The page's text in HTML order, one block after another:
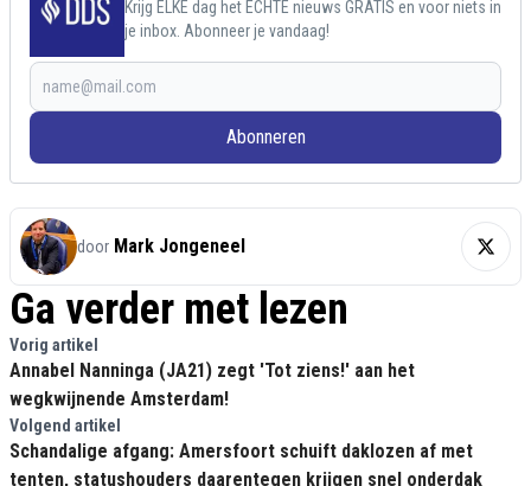
Krijg ELKE dag het ECHTE nieuws GRATIS en voor niets in
je inbox. Abonneer je vandaag!
Abonneren
door Mark Jongeneel
Ga verder met lezen
Vorig artikel
Annabel Nanninga (JA21) zegt 'Tot ziens!' aan het
wegkwijnende Amsterdam!
Volgend artikel
Schandalige afgang: Amersfoort schuift daklozen af met
tenten, statushouders daarentegen krijgen snel onderdak